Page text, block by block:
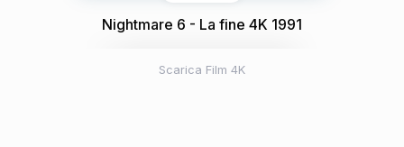
Nightmare 6 - La fine 4K 1991
Scarica Film 4K